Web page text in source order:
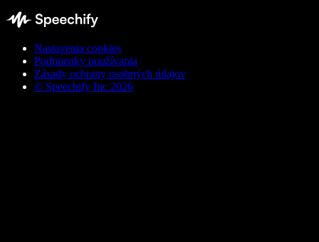
Nastavenia cookies
Podmienky používania
Zásady ochrany osobných údajov
© Speechify Inc 2026